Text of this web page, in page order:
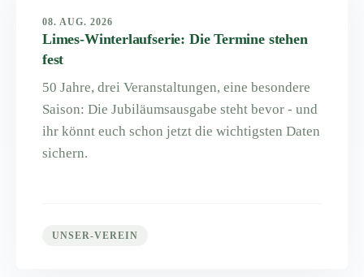
08. AUG. 2026
Limes-Winterlaufserie: Die Termine stehen
fest
50 Jahre, drei Veranstaltungen, eine besondere
Saison: Die Jubiläumsausgabe steht bevor - und
ihr könnt euch schon jetzt die wichtigsten Daten
sichern.
UNSER-VEREIN